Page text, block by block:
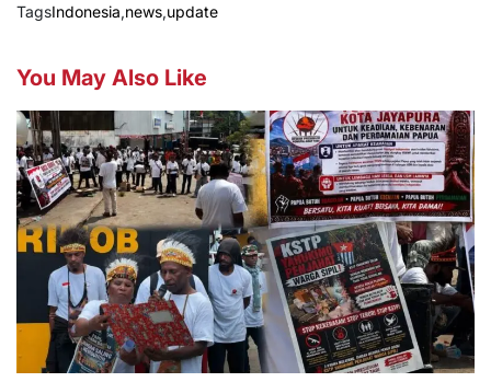
TagsIndonesia,news,update
You May Also Like